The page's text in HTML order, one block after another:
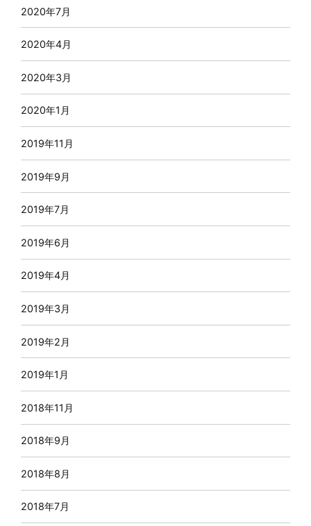
2020年7月
2020年4月
2020年3月
2020年1月
2019年11月
2019年9月
2019年7月
2019年6月
2019年4月
2019年3月
2019年2月
2019年1月
2018年11月
2018年9月
2018年8月
2018年7月